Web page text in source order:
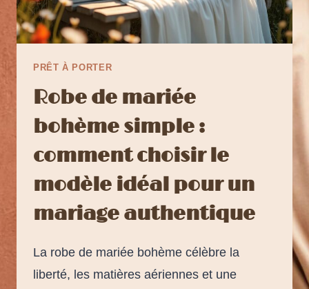
PRÊT À PORTER
Robe de mariée
bohème simple :
comment choisir le
modèle idéal pour un
mariage authentique
La robe de mariée bohème célèbre la
liberté, les matières aériennes et une